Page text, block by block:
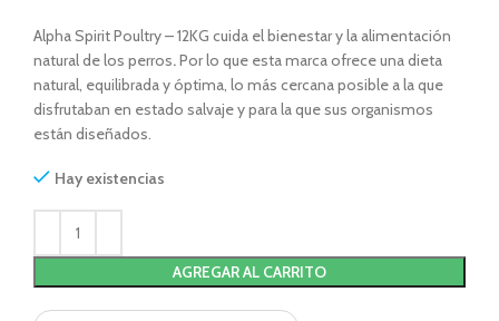
Alpha Spirit Poultry – 12KG cuida el bienestar y la alimentación
natural de los perros.Por lo que esta marca ofrece una dieta
natural, equilibrada y óptima, lo más cercana posible a la que
disfrutaban en estado salvaje y para la que sus organismos
están diseñados.
Hay existencias
AGREGAR AL CARRITO